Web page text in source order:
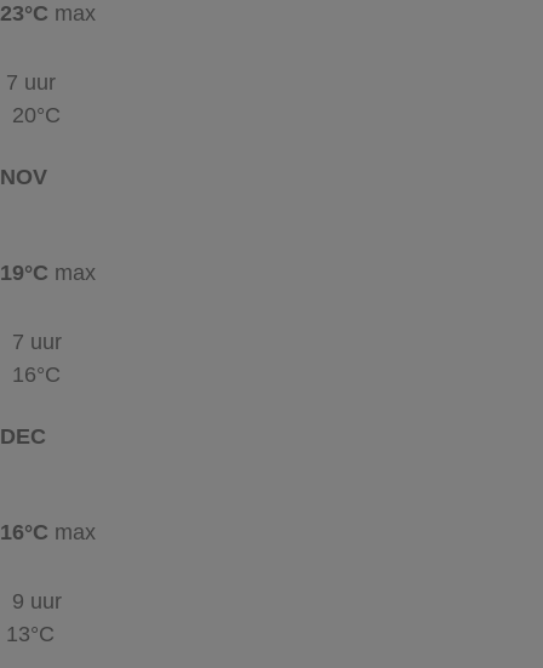
23°C max
7 uur
20°C
NOV
19°C max
7 uur
16°C
DEC
16°C max
9 uur
13°C